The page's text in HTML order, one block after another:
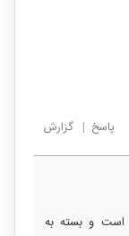
پاسخ | گزارش
سلام، گیرنده ASK است و بسته به